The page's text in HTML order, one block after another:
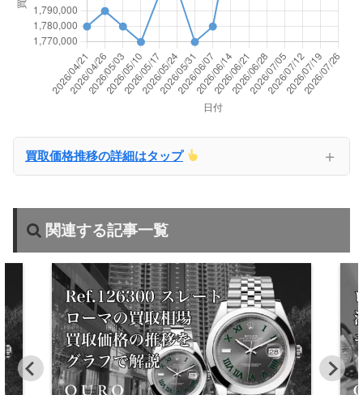
買取価格推移の詳細はタップ ＋
関連する記事一覧